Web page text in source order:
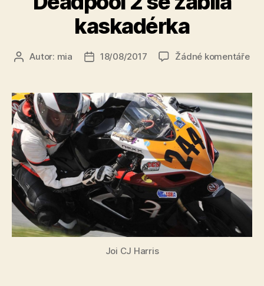
kaskadérka
AutorAutor: mia
Datum
18/08/2017 Žádné komentářeu
Při
2
Joi CJ Harris